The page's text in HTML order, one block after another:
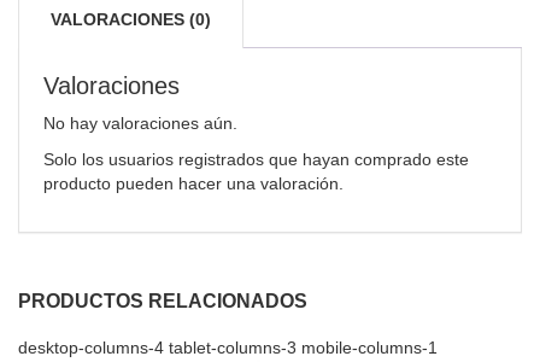
VALORACIONES (0)
Valoraciones
No hay valoraciones aún.
Solo los usuarios registrados que hayan comprado este
producto pueden hacer una valoración.
PRODUCTOS RELACIONADOS
desktop-columns-4 tablet-columns-3 mobile-columns-1